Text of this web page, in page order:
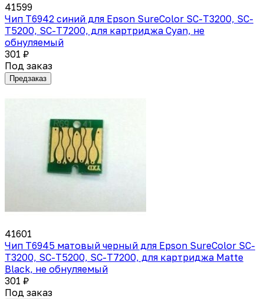
41599
Чип T6942 синий для Epson SureColor SC-T3200, SC-
T5200, SC-T7200, для картриджа Cyan, не
обнуляемый
301 ₽
Под заказ
Предзаказ
41601
Чип T6945 матовый черный для Epson SureColor SC-
T3200, SC-T5200, SC-T7200, для картриджа Matte
Black, не обнуляемый
301 ₽
Под заказ